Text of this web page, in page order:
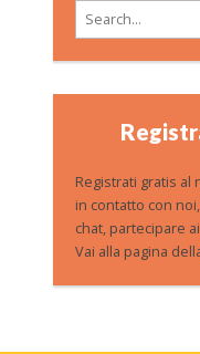
Search for:
Registrati gratis
in contatto con
chat, partecipare
Vai alla pagina